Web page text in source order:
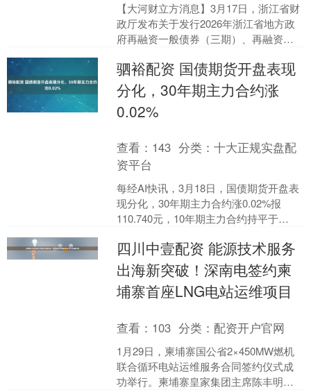
【大河财立方消息】3月17日，浙江省财
政厅发布关于发行2026年浙江省地方政
府再融资一般债券（三期）、再融资专
项债券（八至....
驷裕配资 国债期货开盘表现
分化，30年期主力合约涨
0.02%
查看： 143 分类：十大正规实盘配
资平台
每经AI快讯，3月18日，国债期货开盘表
现分化，30年期主力合约涨0.02%报
110.740元，10年期主力合约持平于
四川中壹配资 能源技术服务
出海新突破！深南电签约柬
埔寨首座LNG电站运维项目
查看： 103 分类：配资开户官网
1月29日，柬埔寨国公省2×450MW燃机
联合循环电站运维服务合同签约仪式成
功举行。柬埔寨皇家集团主席陈丰明，